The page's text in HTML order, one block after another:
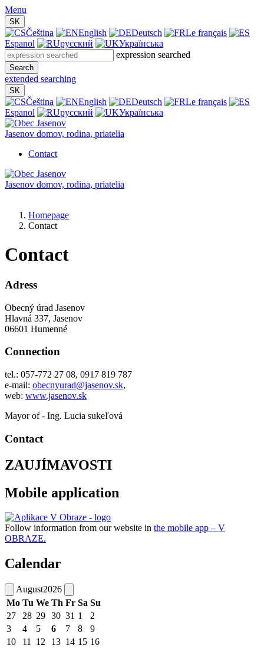
Menu
SK
Čeština English Deutsch
Le français
Espanol
русский
Українська
expression searched
Search
extended searching
SK
Čeština English Deutsch
Le français
Espanol
русский Українська
Jasenov domov, rodina, priatelia
Contact
Jasenov domov, rodina, priatelia
Homepage
Contact
Contact
Adress
Obecný úrad Jasenov
Hlavná 337, Jasenov
06601 Humenné
Connection
tel.: 057-772 27 08, 0917 819 787
e-mail: obecnyurad@jasenov.sk,
web: www.jasenov.sk
Mayor of - Ing. Lucia sukeľová
Contact
ZAUJÍMAVOSTI
Mobile application
Follow information from our website in the mobile app – V
OBRAZE.
Calendar
August2026
Mo Tu We Th Fr Sa Su
27
28 29 30 31 1
2
3
4 5 6 7 8
9
10
11 12 13 14 15 16